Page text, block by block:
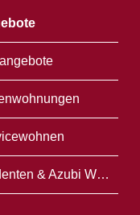
Studenten & Azubi WG`s